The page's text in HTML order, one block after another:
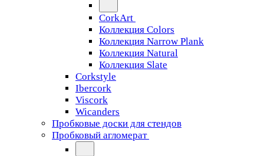
CorkArt
Коллекция Colors
Коллекция Narrow Plank
Коллекция Natural
Коллекция Slate
Corkstyle
Ibercork
Viscork
Wicanders
Пробковые доски для стендов
Пробковый агломерат